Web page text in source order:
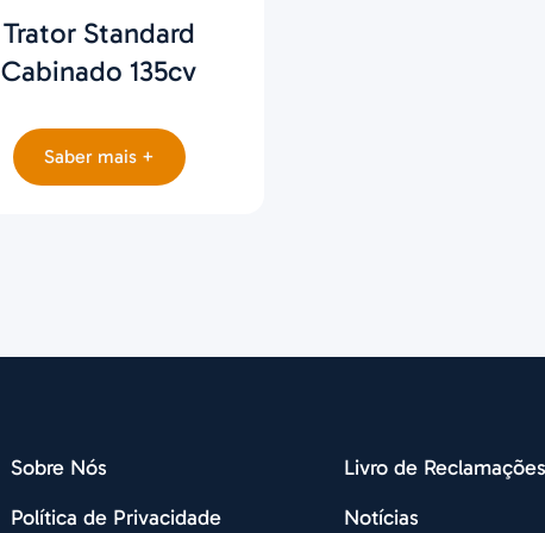
Trator Standard
Cabinado 135cv
Saber mais +
Sobre Nós
Política de Privacidade
Livro de Reclamações
Notícias